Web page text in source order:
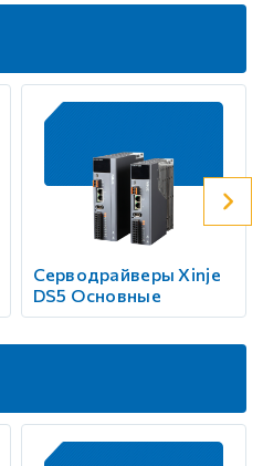
Серводрайверы Xinje
DS5 Основные